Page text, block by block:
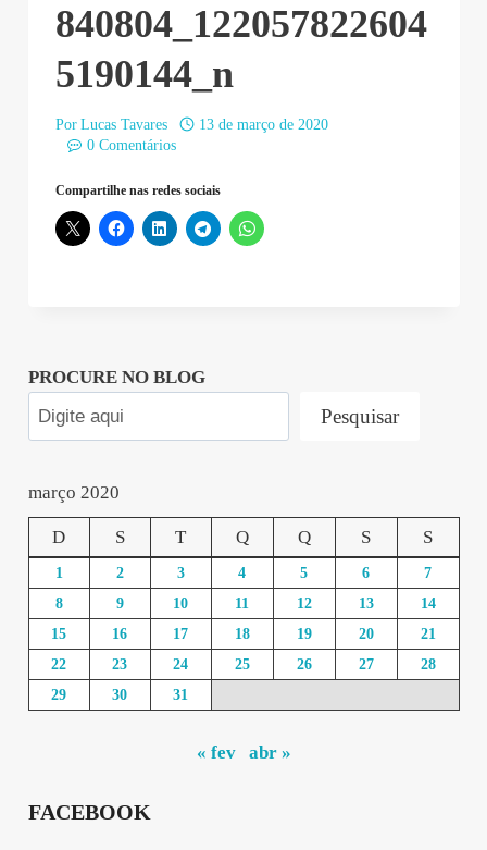
840804_122057822604
5190144_n
Por Lucas Tavares
13 de março de 2020
0 Comentários
Compartilhe nas redes sociais
PROCURE NO BLOG
Pesquisar
março 2020
D S T Q Q S S
1 2 3 4 5 6
7
8
9 10 11 12 13
14
15
16 17 18 19 20
21
22
23 24 25 26 27
28
29
30 31
« fev abr »
FACEBOOK